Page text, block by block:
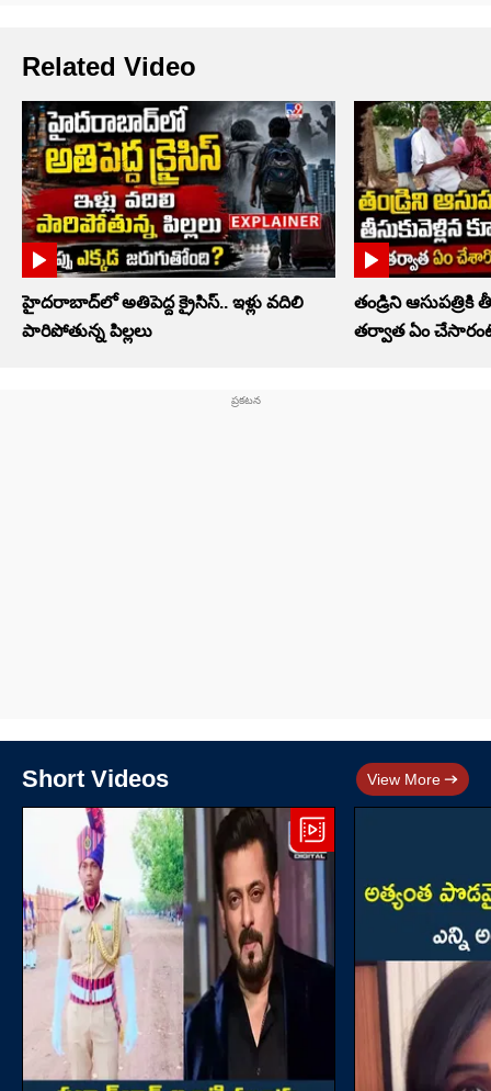
Related Video
హైదరాబాద్‌లో అతిపెద్ద క్రైసిస్.. ఇళ్లు వదిలి
పారిపోతున్న పిల్లలు
తండ్రిని ఆసుపత్రికి
తర్వాత ఏం
Short Videos View More